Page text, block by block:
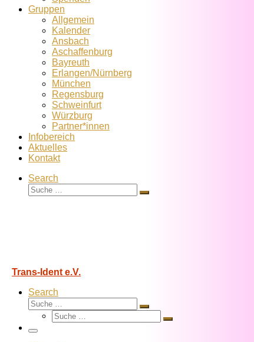
Gruppen
Allgemein
Kalender
Ansbach
Aschaffenburg
Bayreuth
Erlangen/Nürnberg
München
Regensburg
Schweinfurt
Würzburg
Partner*innen
Infobereich
Aktuelles
Kontakt
Search
Suche
Suche
Trans-Ident e.V.
Search
Suche
Suche
Suche
Suche
Menü